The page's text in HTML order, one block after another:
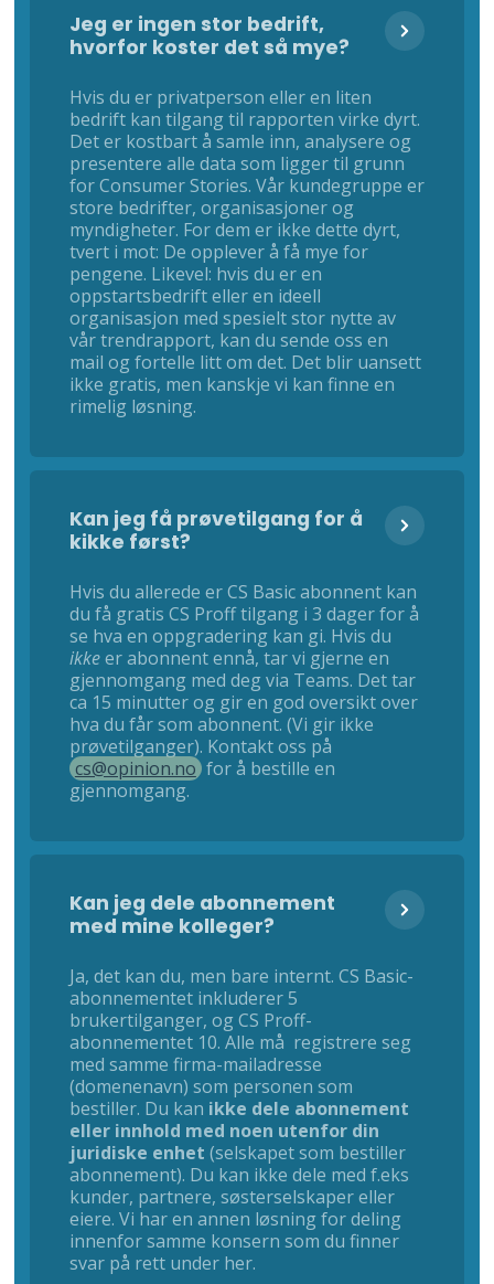
Jeg er ingen stor bedrift,
hvorfor koster det så mye?
Hvis du er privatperson eller en liten
bedrift kan tilgang til rapporten virke dyrt.
Det er kostbart å samle inn, analysere og
presentere alle data som ligger til grunn
for Consumer Stories. Vår kundegruppe er
store bedrifter, organisasjoner og
myndigheter. For dem er ikke dette dyrt,
tvert i mot: De opplever å få mye for
pengene. Likevel: hvis du er en
oppstartsbedrift eller en ideell
organisasjon med spesielt stor nytte av
vår trendrapport, kan du sende oss en
mail og fortelle litt om det. Det blir uansett
ikke gratis, men kanskje vi kan finne en
rimelig løsning.
Kan jeg få prøvetilgang for å
kikke først?
Hvis du allerede er CS Basic abonnent kan
du få gratis CS Proff tilgang i 3 dager for å
se hva en oppgradering kan gi. Hvis du
ikkeer abonnent ennå, tar vi gjerne en
gjennomgang med deg via Teams. Det tar
ca 15 minutter og gir en god oversikt over
hva du får som abonnent. (Vi gir ikke
prøvetilganger). Kontakt oss på
cs@opinion.no for å bestille en
gjennomgang.
Kan jeg dele abonnement
med mine kolleger?
Ja, det kan du, men bare internt. CS Basic-
abonnementet inkluderer 5
brukertilganger, og CS Proff-
abonnementet 10. Alle må registrere seg
med samme firma-mailadresse
(domenenavn) som personen som
bestiller. Du kan ikke dele abonnement
eller innhold med noen utenfor din
juridiske enhet (selskapet som bestiller
abonnement). Du kan ikke dele med f.eks
kunder, partnere, søsterselskaper eller
eiere. Vi har en annen løsning for deling
innenfor samme konsern som du finner
svar på rett under her.